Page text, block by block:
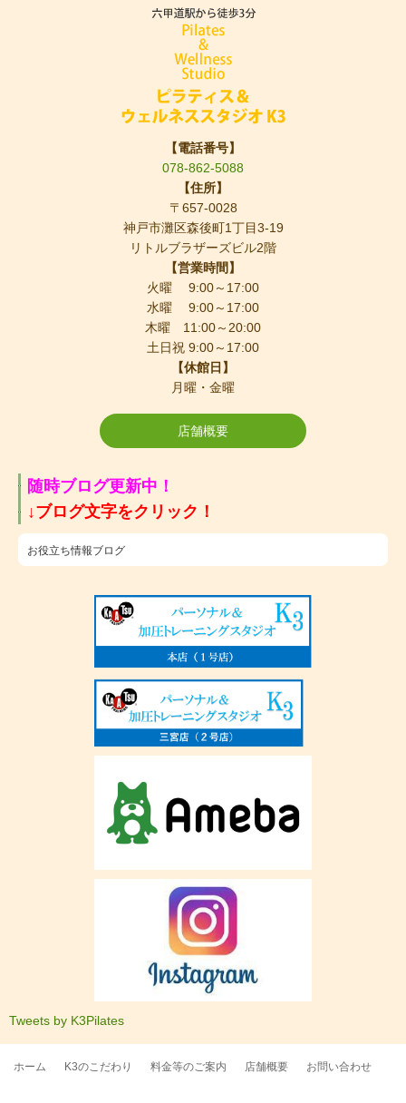
【電話番号】
078-862-5088
【住所】
〒657-0028
神戸市灘区森後町1丁目3-19
リトルブラザーズビル2階
【営業時間】
火曜 9:00～17:00
水曜 9:00～17:00
木曜 11:00～20:00
土日祝 9:00～17:00
【休館日】
月曜・金曜
店舗概要
随時ブログ更新中！
​↓ブログ文字をクリック！
お役立ち情報ブログ
Tweets by K3Pilates
ホーム K3のこだわり 料金等のご案内 店舗概要 お問い合わせ